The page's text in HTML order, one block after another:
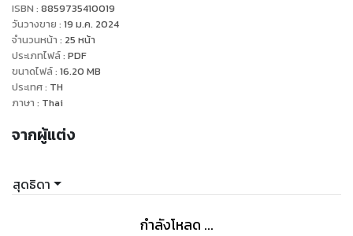
ISBN : 8859735410019
วันวางขาย : 19 ม.ค. 2024
จำนวนหน้า : 25 หน้า
ประเภทไฟล์: PDF
ขนาดไฟล์: 16.20 MB
ประเทศ: TH
ภาษา : Thai
จากผู้แต่ง
สุดธิดา
กำลังโหลด ...